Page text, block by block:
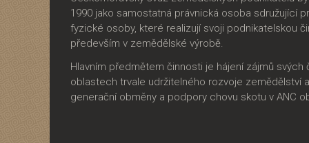
1990 jako samostatná právnická osoba sdružující
fyzické osoby, které realizují svoji podnikatelskou
především v zemědělské výrobě.
Hlavním předmětem činnosti je hájení zájmů svých
oblastech trvale udržitelného rozvoje zemědělství
generační obměny a podpory chovu skotu v ANC